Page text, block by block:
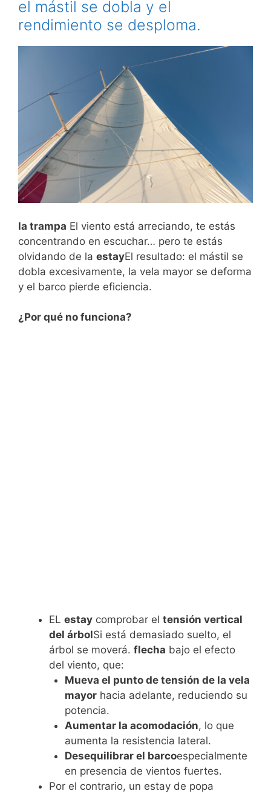
el mástil se dobla y el
rendimiento se desploma.
la trampa El viento está arreciando, te estás
concentrando en escuchar… pero te estás
olvidando de la estayEl resultado: el mástil se
dobla excesivamente, la vela mayor se deforma
y el barco pierde eficiencia.
¿Por qué no funciona?
EL estay comprobar el tensión vertical
del árbolSi está demasiado suelto, el
árbol se moverá. flecha bajo el efecto
del viento, que:
Mueva el punto de tensión de la vela
mayorhacia adelante, reduciendo su
potencia.
Aumentar la acomodación, lo que
aumenta la resistencia lateral.
Desequilibrar el barcoespecialmente
en presencia de vientos fuertes.
Por el contrario, un estay de popa